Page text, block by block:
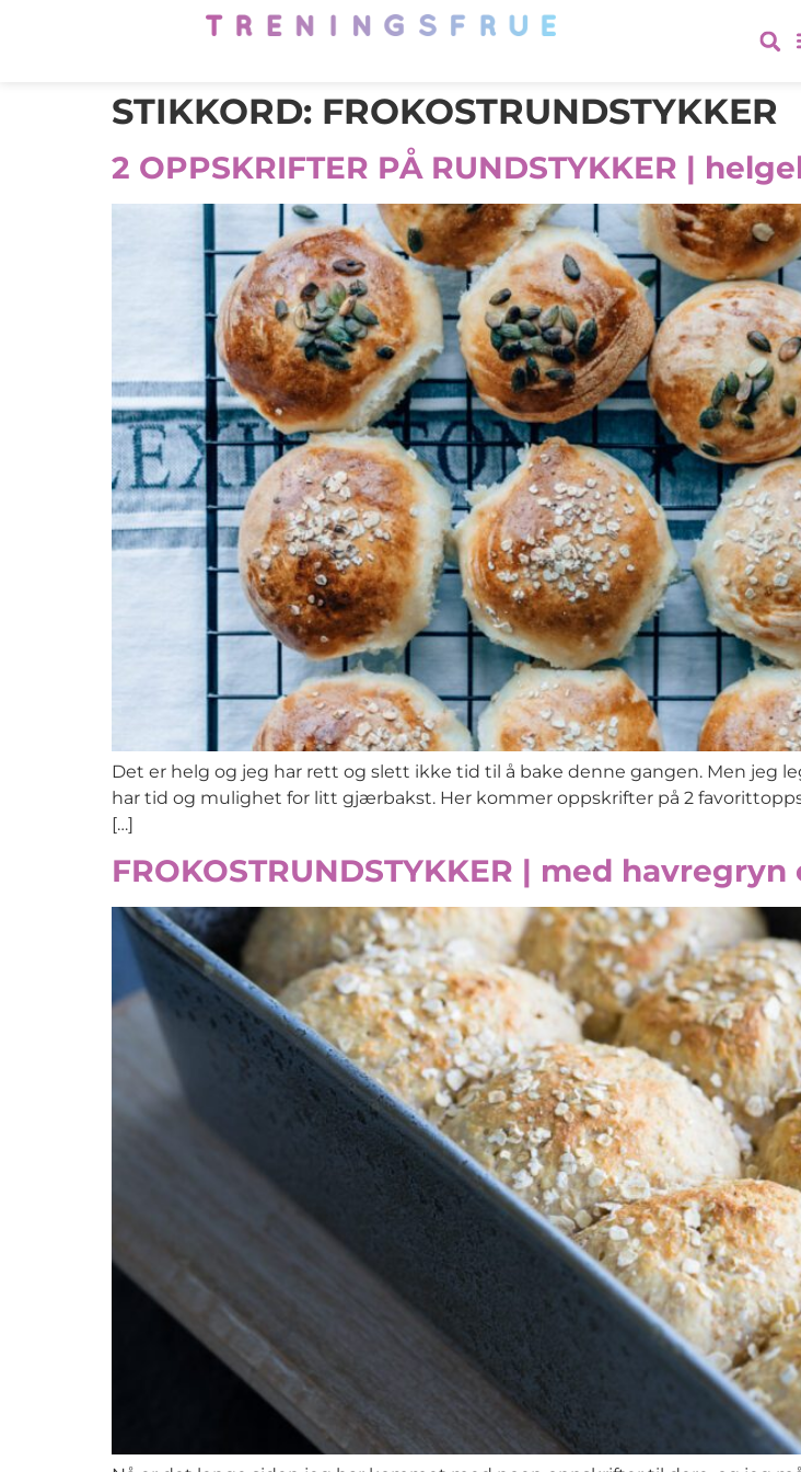
STIKKORD: FROKOSTRUNDSTYKKER
2 OPPSKRIFTER PÅ RUNDSTYKKER |
Det er helg og jeg har rett og slett ikke tid til å bake denne gangen. Men jeg
har tid og mulighet for litt gjærbakst. Her kommer oppskrifter på 2
[…]
FROKOSTRUNDSTYKKER | med